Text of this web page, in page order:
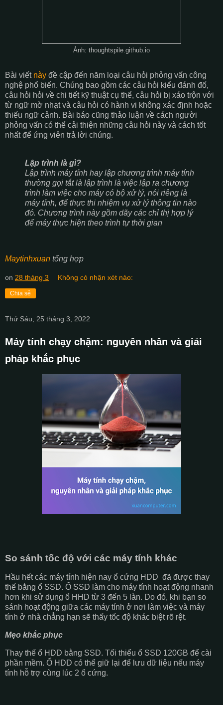
Ảnh: thoughtspile.github.io
Bài viết này đề cập đến năm loại câu hỏi phỏng vấn công
nghệ phổ biến. Chúng bao gồm các câu hỏi kiểu đánh đố,
câu hỏi hỏi về chi tiết kỹ thuật cụ thể, câu hỏi bị xáo trộn với
từ ngữ mờ nhạt và câu hỏi có hành vi không xác định hoặc
thiếu ngữ cảnh. Bài báo cũng thảo luận về cách người
phỏng vấn có thể cải thiện những câu hỏi này và cách tốt
nhất để ứng viên trả lời chúng.
Lập trình là gì?
Lập trình máy tính hay lập chương trình máy tính
thường gọi tắt là lập trình là việc lập ra chương
trình làm việc cho máy có bộ xử lý, nói riêng là
máy tính, để thực thi nhiệm vụ xử lý thông tin nào
đó. Chương trình này gồm dãy các chỉ thị hợp lý
để máy thực hiện theo trình tự thời gian
Maytinhxuan tổng hợp
on 28 tháng 3 Không có nhận xét nào:
Chia sẻ
Thứ Sáu, 25 tháng 3, 2022
Máy tính chạy chậm: nguyên nhân và giải
pháp khắc phục
So sánh tốc độ với các máy tính khác
Hầu hết các máy tính hiện nay ổ cứng HDD đã được thay
thế bằng ổ SSD. Ổ SSD làm cho máy tính hoạt động nhanh
hơn khi sử dụng ổ HHD từ 3 đến 5 làn. Do đó, khi bạn so
sánh hoạt động giữa các máy tính ở nơi làm việc và máy
tính ở nhà chẳng hạn sẽ thấy tốc độ khác biệt rõ rệt.
Mẹo khắc phục
Thay thế ổ HDD bằng SSD. Tối thiểu ổ SSD 120GB để cài
phần mềm. Ổ HDD có thể giữ lại để lưu dữ liệu nếu máy
tính hỗ trợ cùng lúc 2 ổ cứng.